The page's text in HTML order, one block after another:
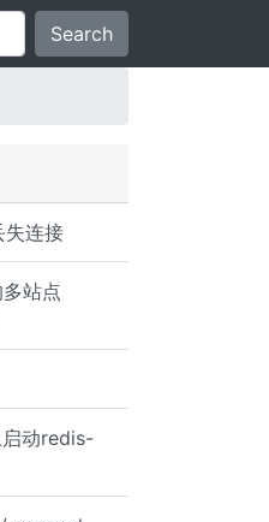
Search
失连接
站点
动redis-